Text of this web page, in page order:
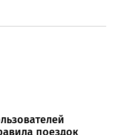
поездок